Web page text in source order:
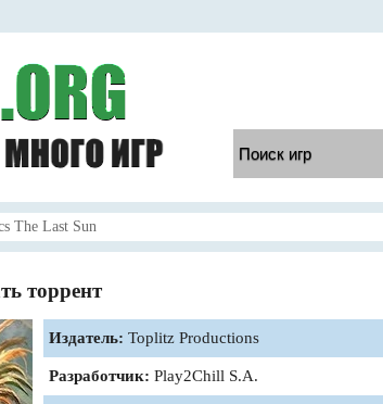
The Last Sun
торрент
Издатель: Toplitz Productions
Разработчик: Play2Chill S.A.